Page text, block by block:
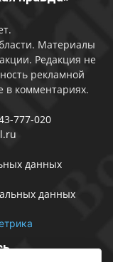
Материалы
Редакция не
рекламной
комментариях.
777-020
данных
данных